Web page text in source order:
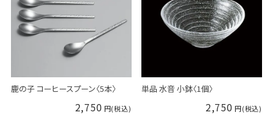
鹿の子 コーヒースプーン〈5本〉
2,750
単品 水音 小鉢〈1個〉
2,750